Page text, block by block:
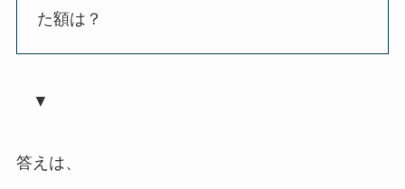
た額は？
▼
答えは、